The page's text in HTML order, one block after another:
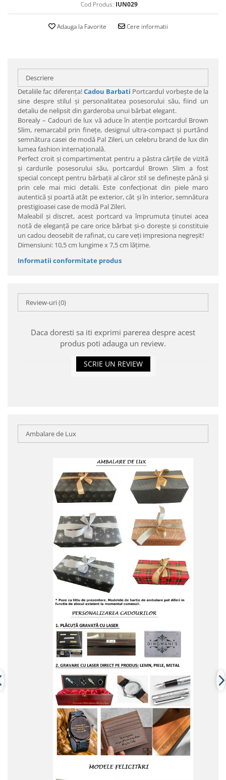
Cod Produs: IUN029
Adauga la Favorite Cere informatii
Descriere
Detaliile fac diferenţa!Cadou Barbati Portcardul vorbeşte de la
sine despre stilul şi personalitatea posesorului său, fiind un
detaliu de nelipsit din garderoba unui bărbat elegant.
Borealy – Cadouri de lux vă aduce în atenţie portcardul Brown
Slim, remarcabil prin fineţe, designul ultra-compact şi purtând
semnătura casei de modă Pal Zileri, un celebru brand de lux din
lumea fashion internaţională.
Perfect croit şi compartimentat pentru a păstra cărţile de vizită
şi cardurile posesorului său, portcardul Brown Slim a fost
special concept pentru bărbaţii al căror stil se defineşte până şi
prin cele mai mici detalii. Este confecţionat din piele maro
autentică şi poartă atât pe exterior, cât şi în interior, semnătura
prestigioasei case de modă Pal Zileri.
Maleabil şi discret, acest portcard va împrumuta ţinutei acea
notă de eleganţă pe care orice bărbat şi-o doreşte şi constituie
un cadou deosebit de rafinat, cu care veţi impresiona negreşit!
Dimensiuni: 10,5 cm lungime x 7,5 cm lăţime.
Informatii conformitate produs
Review-uri(0)
Daca doresti sa iti exprimi parerea despre acest
produs poti adauga un review.
SCRIE UN REVIEW
Ambalare de Lux